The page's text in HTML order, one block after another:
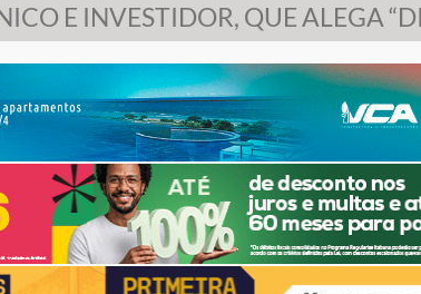
E INVESTIDOR, QUE ALEGA